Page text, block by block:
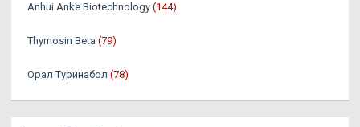
Anhui Anke Biotechnology (144)
Thymosin Beta (79)
Орал Туринабол (78)